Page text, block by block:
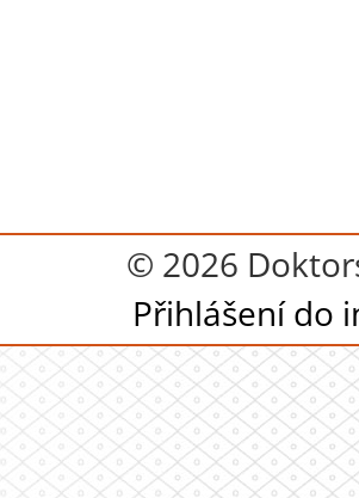
© 2026
Přihlášení do